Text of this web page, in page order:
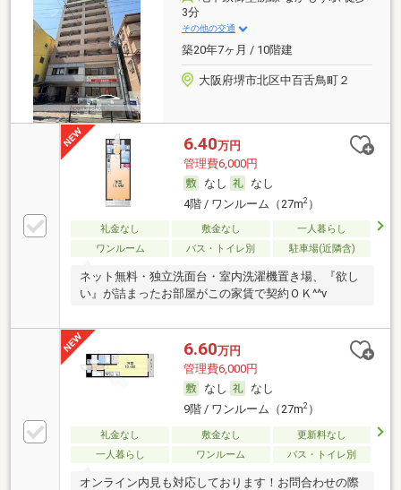
3分
その他の交通
築20年7ヶ月 / 10階建
大阪府堺市北区中百舌鳥町２
6.40万円
管理費6,000円
なし
なし
4階 / ワンルーム（27m2）
礼金なし 敷金なし
一人暮らし
ワンルーム
バス・トイレ別 駐車場(近隣含)
ネット無料・独立洗面台・室内洗濯機置き場、『欲し
い』が詰まったお部屋がこの家賃で契約ＯＫ^^v
6.60万円
管理費6,000円
なし
なし
9階 / ワンルーム（27m2）
礼金なし 敷金なし
更新料なし
一人暮らし
ワンルーム バス・トイレ別
オンライン内見も対応しております！お問合わせの際